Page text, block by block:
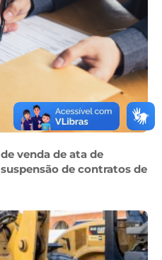
venda de ata de
de contratos de